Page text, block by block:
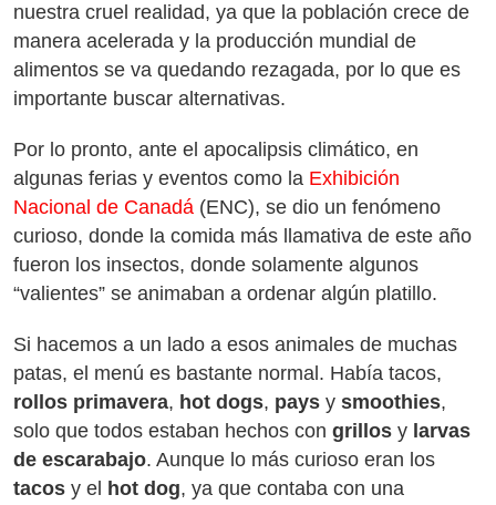
nuestra cruel realidad, ya que la población crece de
manera acelerada y la producción mundial de
alimentos se va quedando rezagada, por lo que es
importante buscar alternativas.
Por lo pronto, ante el apocalipsis climático, en
algunas ferias y eventos como la Exhibición
Nacional de Canadá (ENC), se dio un fenómeno
curioso, donde la comida más llamativa de este año
fueron los insectos, donde solamente algunos
“valientes” se animaban a ordenar algún platillo.
Si hacemos a un lado a esos animales de muchas
patas, el menú es bastante normal. Había tacos,
rollos primavera, hot dogs, pays y smoothies,
solo que todos estaban hechos con grillos y larvas
de escarabajo. Aunque lo más curioso eran los
tacos y el hot dog, ya que contaba con una